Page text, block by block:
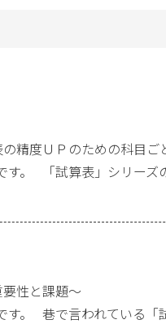
精度ＵＰのための科目
す。 「試算表」シリー
性と課題～
す。 巷で言われている